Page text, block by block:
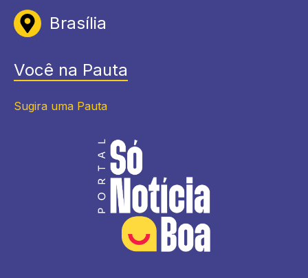
Brasília
Você na Pauta
Sugira uma Pauta